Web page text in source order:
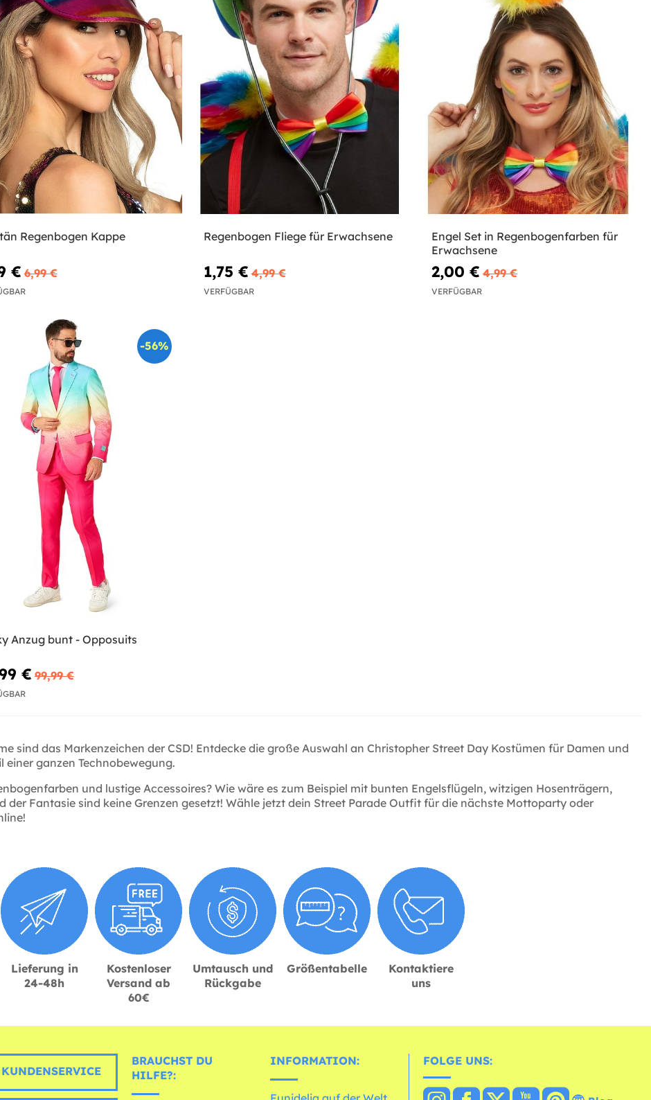
Regenbogen Kappe
€ 6,99 €
Regenbogen Fliege für Erwachsene
1,75 € 4,99 €
VERFÜGBAR
Engel Set in Regenbogenfarben für
Erwachsene
2,00 € 4,99 €
VERFÜGBAR
-56%
Anzug bunt - Opposuits
€ 99,99 €
sind das Markenzeichen der CSD! Entdecke die große Auswahl an Christopher Street Day Kostümen für Damen und
einer ganzen Technobewegung.
und lustige Accessoires? Wie wäre es zum Beispiel mit bunten Engelsflügeln, witzigen Hosenträgern,
der Fantasie sind keine Grenzen gesetzt! Wähle jetzt dein Street Parade Outfit für die nächste Mottoparty oder
Lieferung in
24-48h
Kostenloser
Versand ab
60€
Umtausch und
Rückgabe
Größentabelle
Kontaktiere
uns
BRAUCHST DU
HILFE?:
INFORMATION: FOLGE UNS: